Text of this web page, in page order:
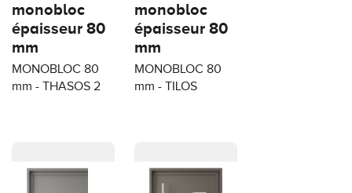
monobloc
épaisseur 80
mm
MONOBLOC 80
mm - THASOS 2
monobloc
épaisseur 80
mm
MONOBLOC 80
mm - TILOS